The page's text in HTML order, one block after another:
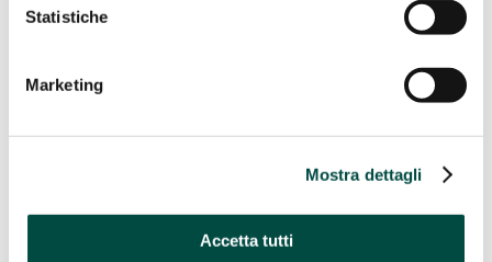
Statistiche
Marketing
Mostra dettagli
Accetta tutti
Fatturazione & Utilities